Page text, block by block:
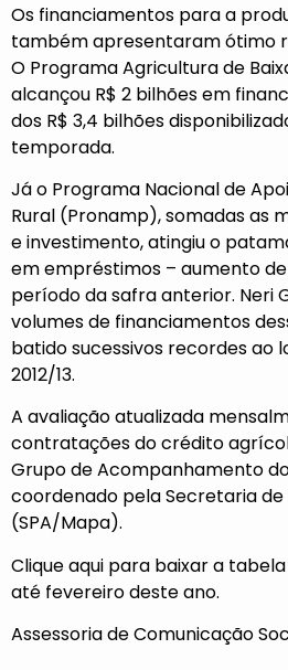
Os financiamentos para a
também apresentaram ótimo
O Programa Agricultura de
alcançou R$ 2 bilhões em
dos R$ 3,4 bilhões
temporada.
Já o Programa Nacional de
Rural (Pronamp), somadas as
e investimento, atingiu o
em empréstimos – aumento
período da safra anterior. Neri
volumes de financiamentos
batido sucessivos recordes ao
2012/13.
A avaliação atualizada
contratações do crédito
Grupo de Acompanhamento
coordenado pela Secretaria
(SPA/Mapa).
Cliqueaqui para baixar a
até fevereiro deste ano.
Assessoria de Comunicação